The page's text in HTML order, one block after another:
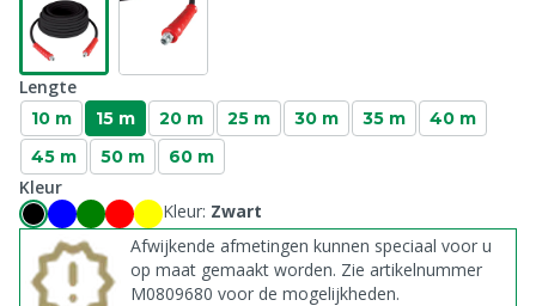
Lengte
10 m 15 m 20 m 25 m 30 m 35 m
40 m
45 m
50 m 60 m
Kleur
Kleur: Zwart
Afwijkende afmetingen kunnen speciaal voor u
op maat gemaakt worden. Zie artikelnummer
M0809680 voor de mogelijkheden.